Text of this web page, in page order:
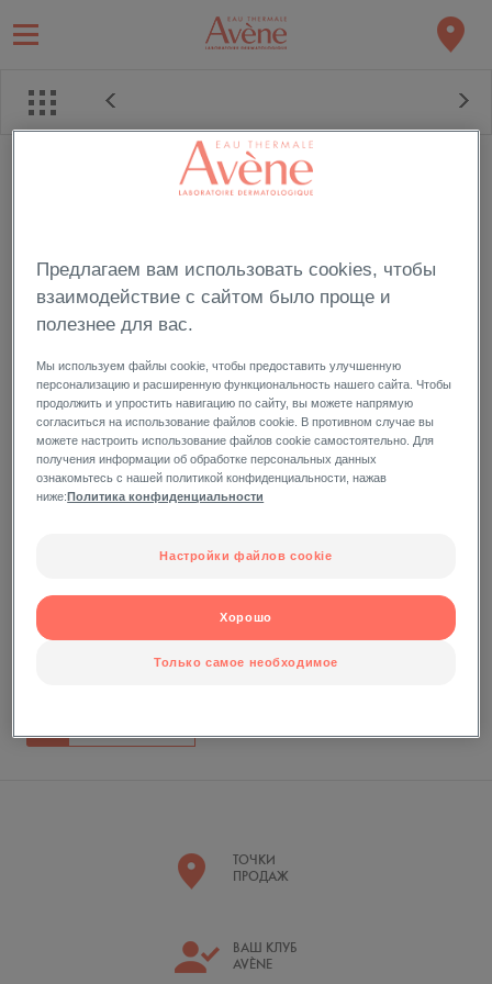
НАБОР для нормальной и комбинированной
кожи:
Термальная вода, 50 мл (В ПОДАРОК)
НАБОР для сухой и чувствительной кожи:
Hydrance Riche, увлажняющий крем, 40 мл
Термальная вода, 50 мл(В ПОДАРОК)
НАБОР для сверхчувствительной кожи,
Термальная вода, 50 мл(В ПОДАРОК)
НАБОР для чувствительной и поврежденной кожи:
Cicalfate creme, заживляющий крем, 40 мл
ТОЧКИ
ПРОДАЖ
ВАШ КЛУБ
AVÈNE
Предлагаем вам использовать cookies, чтобы
взаимодействие с сайтом было проще и
полезнее для вас.
Мы используем файлы cookie, чтобы предоставить улучшенную
персонализацию и расширенную функциональность нашего сайта. Чтобы
продолжить и упростить навигацию по сайту, вы можете напрямую
согласиться на использование файлов cookie. В противном случае вы
можете настроить использование файлов cookie самостоятельно. Для
получения информации об обработке персональных данных
ознакомьтесь с нашей политикой конфиденциальности, нажав
ниже: Политика конфиденциальности
Настройки файлов cookie
Только самое необходимое
Хорошо